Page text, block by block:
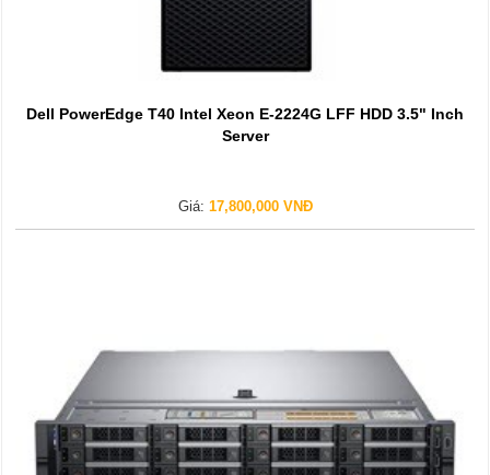
Dell PowerEdge T40 Intel Xeon E-2224G LFF HDD 3.5" Inch
Server
Giá: 17,800,000 VNĐ